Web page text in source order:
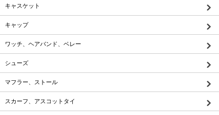
キャスケット
キャップ
ワッチ、ヘアバンド、ベレー
シューズ
マフラー、ストール
スカーフ、アスコットタイ